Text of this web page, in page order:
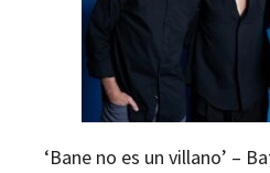
‘Bane no es un villano’ –